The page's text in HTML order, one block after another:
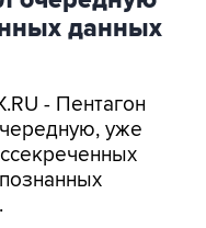
- Пентагон
пятую часть